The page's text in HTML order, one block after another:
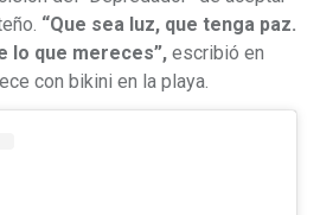
“Que sea luz, que tenga paz.
lo que mereces”, escribió en
con bikini en la playa.